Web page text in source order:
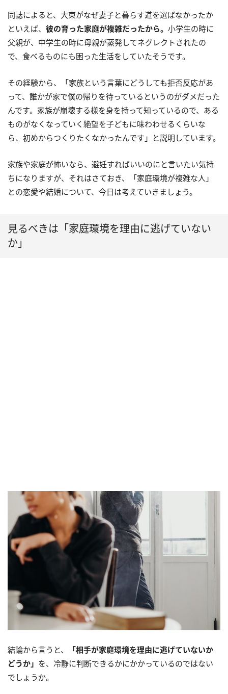
同誌によると、大東がなぜ妻子と暮らす道を選ばなかったか
といえば、 彼の育った家庭が複雑だったから。 小学生の時に
父親が、中学生の時に母親が蒸発してネグレクトされたの
で、食べるものにも困った生活をしていたそうです。
その経験から、「家族という言葉にどうしても拒否反応があ
って、誰かが家で僕の帰りを待っているというのがダメだった
んです。家族が崩壊する様を身を持って知っているので、ある
ものがなくなっていく絶望を子どもに味わわせるくらいな
ら、初めからつくりたくなかったんです」と説明しています。
家族や家庭が怖いなら、避妊すればいいのにと言いたい気持
ちになりますが、それはさておき、「家庭環境が複雑な人」
との恋愛や結婚について、今日は考えていきましょう。
見るべきは「家庭環境を理由に逃げていない
か」
結論から言うと、
「相手が家庭環境を理由に逃げていないか
どうか」 を、冷静に判断できるかにかかっているのではない
でしょうか。